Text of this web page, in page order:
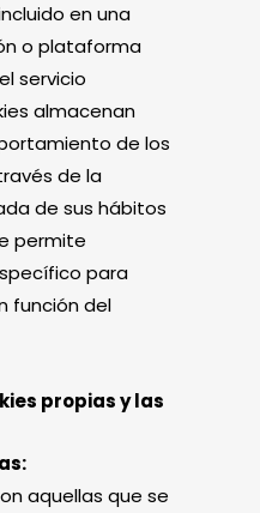
en una
o plataforma
servicio
almacenan
de los
de la
de sus hábitos
permite
para
función del
propias y las
aquellas que se